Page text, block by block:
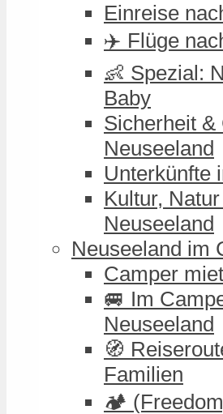
Einreise
✈️ Flüge
👶 Spezial:
Baby
Sicherheit &
Neuseeland
Unterkünfte
Kultur,
Neuseeland
Neuseeland im
Camper
🚐 Im
Neuseeland
🧭
Familien
🏕️